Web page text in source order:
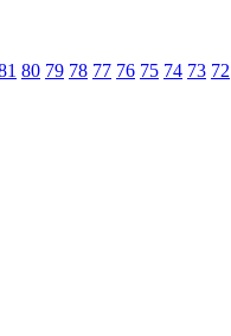
80 79 78 77 76 75 74 73 72